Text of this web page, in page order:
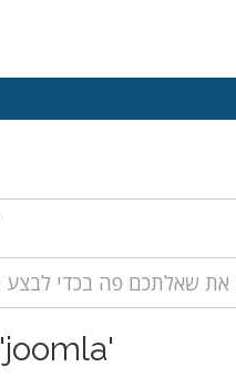
צפייה במאמרים שסומנו 'joomla'